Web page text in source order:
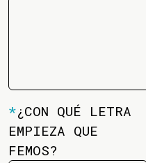
*¿CON QUÉ LETRA
EMPIEZA QUE
FEMOS?